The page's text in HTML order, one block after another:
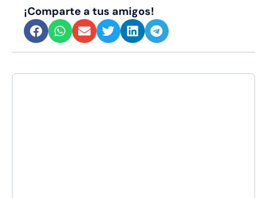
¡Comparte a tus amigos!